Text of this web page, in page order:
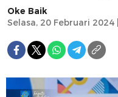
Oke Baik
Selasa, 20 Februari 2024